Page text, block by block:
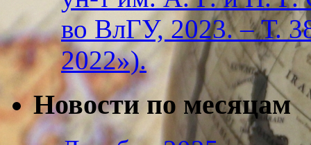
во ВлГУ, 2023. – Т.
2022»).
Новости по месяцам